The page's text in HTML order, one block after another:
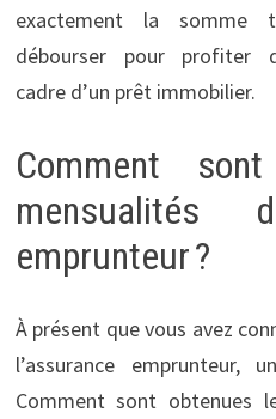
exactement la somme
débourser pour profiter
cadre d’un prêt immobilier.
Comment
mensualités
emprunteur ?
À présent que vous avez
l’assurance
Comment sont obtenues